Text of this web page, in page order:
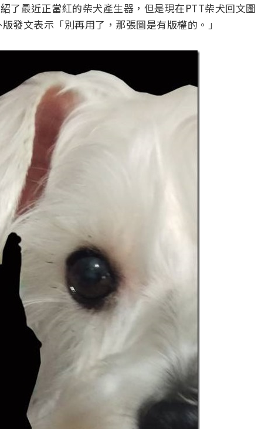
了最近正當紅的柴犬產生器，但是現在PTT柴犬回文圖
發文表示「別再用了，那張圖是有版權的。」